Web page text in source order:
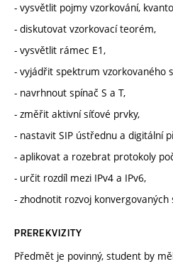
- vysvětlit pojmy vzorkování,
- diskutovat vzorkovací teorém,
- vysvětlit rámec E1,
- vyjádřit spektrum vzorkovaného
- navrhnout spínač S a T,
- změřit aktivní síťové prvky,
- nastavit SIP ústřednu a digitální
- aplikovat a rozebrat protokoly
- určit rozdíl mezi IPv4 a IPv6,
- zhodnotit rozvoj konvergovaných
PREREKVIZITY
Předmět je povinný, student by